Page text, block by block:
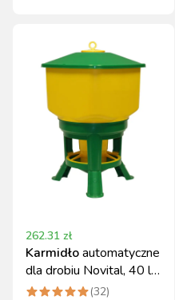
262.31 zł
Karmidłoautomatyczne
dla drobiu Novital, 40 l,
zielono-żółte
(32)